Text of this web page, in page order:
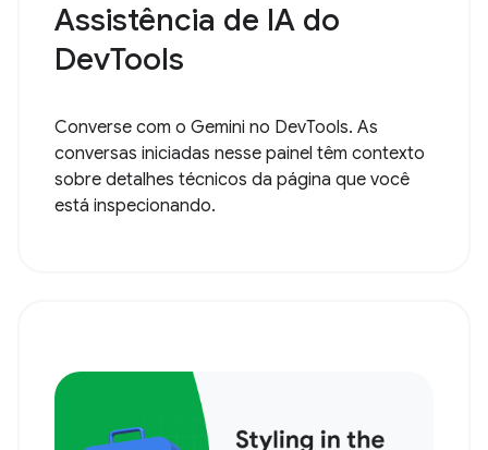
Assistência de IA do
DevTools
Converse com o Gemini no DevTools. As
conversas iniciadas nesse painel têm contexto
sobre detalhes técnicos da página que você
está inspecionando.